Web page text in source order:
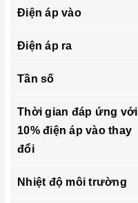
Điện áp vào
Điện áp ra
Tần số
Thời gian đáp ứng với
10% điện áp vào thay
đổi
Nhiệt độ môi trường